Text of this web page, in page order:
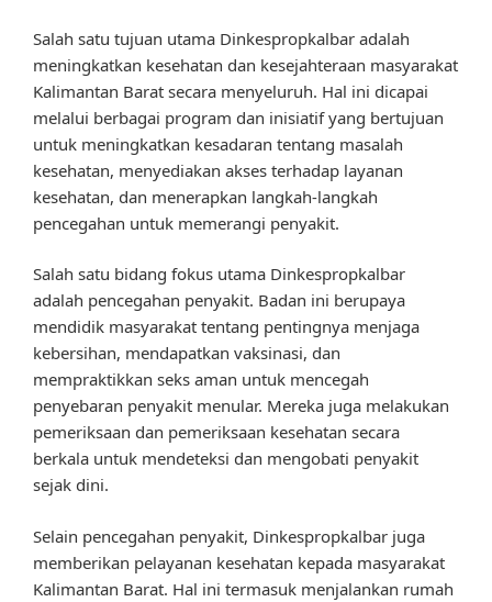
Salah satu tujuan utama Dinkespropkalbar adalah
meningkatkan kesehatan dan kesejahteraan masyarakat
Kalimantan Barat secara menyeluruh. Hal ini dicapai
melalui berbagai program dan inisiatif yang bertujuan
untuk meningkatkan kesadaran tentang masalah
kesehatan, menyediakan akses terhadap layanan
kesehatan, dan menerapkan langkah-langkah
pencegahan untuk memerangi penyakit.
Salah satu bidang fokus utama Dinkespropkalbar
adalah pencegahan penyakit. Badan ini berupaya
mendidik masyarakat tentang pentingnya menjaga
kebersihan, mendapatkan vaksinasi, dan
mempraktikkan seks aman untuk mencegah
penyebaran penyakit menular. Mereka juga melakukan
pemeriksaan dan pemeriksaan kesehatan secara
berkala untuk mendeteksi dan mengobati penyakit
sejak dini.
Selain pencegahan penyakit, Dinkespropkalbar juga
memberikan pelayanan kesehatan kepada masyarakat
Kalimantan Barat. Hal ini termasuk menjalankan rumah